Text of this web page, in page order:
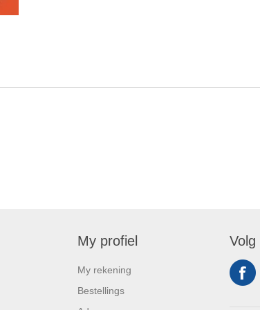
My profiel
My rekening
Bestellings
Volg